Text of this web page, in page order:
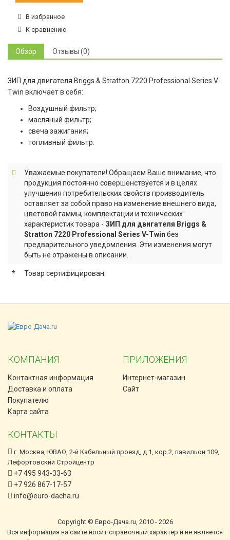
В избранное
К сравнению
Обзор Отзывы (0)
ЗИП для двигателя Briggs & Stratton 7220 Professional Series V-
Twin включает в себя:
Воздушный фильтр;
масляный фильтр;
свеча зажигания;
топливный фильтр.
Уважаемые покупатели! Обращаем Ваше внимание, что
продукция постоянно совершенствуется и в целях
улучшения потребительских свойств производитель
оставляет за собой право на изменение внешнего вида,
цветовой гаммы, комплектации и технических
характеристик товара - ЗИП для двигателя Briggs &
Stratton 7220 Professional Series V-Twin без
предварительного уведомления. Эти изменения могут
быть не отражены в описании.
* Товар сертифицирован.
КОМПАНИЯ
Контактная информация
Доставка и оплата
Покупателю
Карта сайта
ПРИЛОЖЕНИЯ
Интернет-магазин
Сайт
КОНТАКТЫ
г. Москва, ЮВАО, 2-й Кабельный проезд, д.1, кор.2, павильон 109,
Лефортовский Стройцентр
+7 495 943-33-63
+7 926 867-17-57
info@euro-dacha.ru
Copyright © Евро-Дача.ru, 2010 - 2026
Вся информация на сайте носит справочный характер и не является